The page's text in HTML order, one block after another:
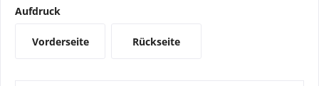
Aufdruck
Vorderseite Rückseite